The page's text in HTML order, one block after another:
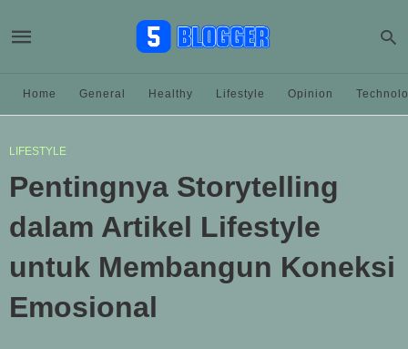
Home General Healthy Lifestyle Opinion
LIFESTYLE
Pentingnya Storytelling
dalam Artikel Lifestyle
untuk Membangun Koneksi
Emosional